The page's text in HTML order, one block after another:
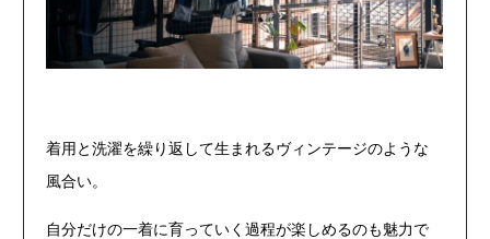
着用と洗濯を繰り返して生まれるヴィンテージのような
風合い。
自分だけの一着に育っていく過程が楽しめるのも魅力で